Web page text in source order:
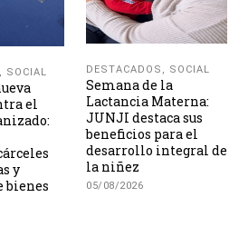
, SOCIAL
el
y
bienes
DESTACADOS , SOCIAL
Semana de la
Lactancia Materna:
JUNJI destaca sus
beneficios para el
desarrollo integral de
la niñez
05/08/2026